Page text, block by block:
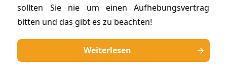
sollten Sie nie um einen Aufhebungsvertrag
bitten und das gibt es zu beachten!
Weiterlesen